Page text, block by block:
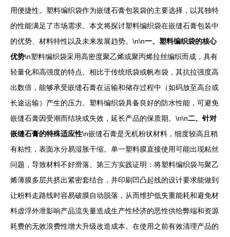
用便捷性。塑料编织袋作为嵌缝石膏包装袋的主要选择，以其独特
的性能满足了市场需求。本文将探讨塑料编织袋在嵌缝石膏包装中
的优势、材料特性以及未来发展趋势。\n\n一、塑料编织袋的核心
优势\n塑料编织袋采用高密度聚乙烯或聚丙烯拉丝编织而成，具有
轻量化和高强度的特点。相比于传统纸袋或帆布袋，其抗拉强度高
出数倍，能够承受嵌缝石膏在运输和储存过程中（如码放至高台或
长途运输）产生的压力。塑料编织袋具备良好的防水性能，可避免
嵌缝石膏因受潮而结块或失效，延长产品的保质期。\n\n二、针对
嵌缝石膏的特殊适应性\n嵌缝石膏是无机粉状材料，细度较高且稍
有粘性，表面水分易湿胀干缩。单一塑料膜直接使用可能出现粘丝
问题，导致材料不好滑落。第三方实践证明：将塑料编织袋与聚乙
烯薄膜多层共挤出紧密套结合，并印刷凹凸起线的设计要求能做到
让粉料走路线时容易破膜自动脱落，从而维护低失重能耗和避免材
料虚浮外泄影响产品流失量造成生产性经济的恶性供给弊端和资源
耗费的无效浪费性增大升级改造成本。在使用之前有效清理产品的